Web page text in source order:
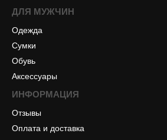
ДЛЯ МУЖЧИН
Одежда
Сумки
Обувь
Аксессуары
ИНФОРМАЦИЯ
Отзывы
Оплата и доставка